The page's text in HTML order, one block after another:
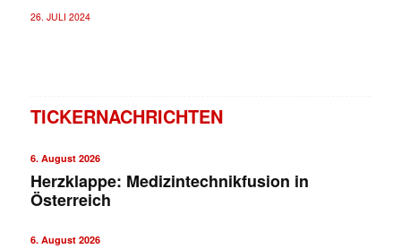
26. JULI 2024
TICKERNACHRICHTEN
6. August 2026
Herzklappe: Medizintechnikfusion in
Österreich
6. August 2026